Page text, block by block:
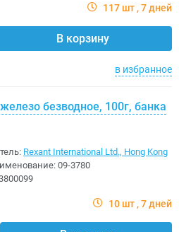
117 шт 7 дней
В корзину
в избранное
безводное, 100г, банка
Rexant International Ltd., Hong Kong
09-3780
10 шт 7 дней